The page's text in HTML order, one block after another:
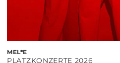
MEL*E
PLATZKONZERTE 2026